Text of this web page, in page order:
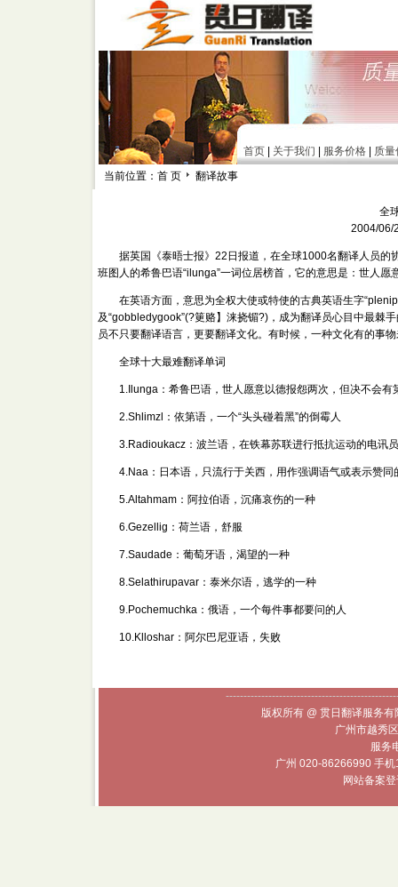
首页 关于我们 服务价格
质量
当前位置：首 页
翻译故事
全
2004/06/
据英国《泰晤士报》22日报道，在全球1000名翻译人员的
班图人的希鲁巴语“ilunga”一词位居榜首，它的意思是：世人
在英语方面，意思为全权大使或特使的古典英语生字
及“gobbledygook”(?筻赂】涞挠镅?)，成为翻译员心目中最棘
员不只要翻译语言，更要翻译文化。有时候，一种文化有的事
全球十大最难翻译单词
1.Ilunga：希鲁巴语，世人愿意以德报怨两次，但决不会有
2.Shlimzl：依第语，一个“头头碰着黑”的倒霉人
3.Radioukacz：波兰语，在铁幕苏联进行抵抗运动的电讯员
4.Naa：日本语，只流行于关西，用作强调语气或表示赞同
5.Altahmam：阿拉伯语，沉痛哀伤的一种
6.Gezellig：荷兰语，舒服
7.Saudade：葡萄牙语，渴望的一种
8.Selathirupavar：泰米尔语，逃学的一种
9.Pochemuchka：俄语，一个每件事都要问的人
10.Klloshar：阿尔巴尼亚语，失败
版权所有 @ 贯日翻译服务
广州市越秀
服务
广州 020-86266990 手
网站备案